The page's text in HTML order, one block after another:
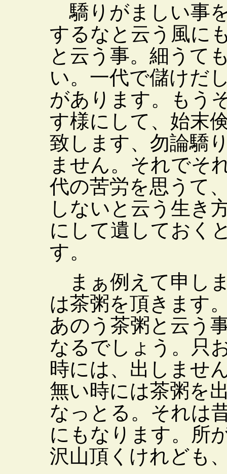
驕りがましい事
するなと云う風に
と云う事。細うて
い。一代で儲けだ
があります。もう
す様にして、始末
致します、勿論驕
ません。それでそ
代の苦労を思うて
しないと云う生き
にして遺しておく
す。
まぁ例えて申し
は茶粥を頂きます
あのう茶粥と云う
なるでしょう。只
時には、出しませ
無い時には茶粥を
なっとる。それは
にもなります。所
沢山頂くけれども